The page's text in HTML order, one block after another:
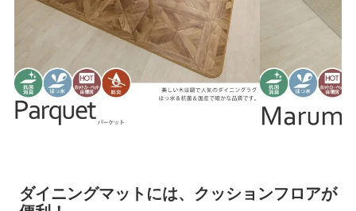
ダイニングマットには、クッションフロアが